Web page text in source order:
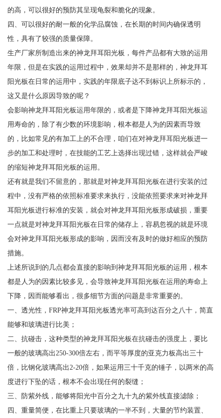
的高，可以很好的预防其呈现龟裂和脆化的现象。
四、可以很好的耐一般的化学品腐蚀，在长期的时间内确保透明
性，具有了较强的质量保障。
生产厂家所制造出来的神龙拜耳阳光板，每件产品都有大致的运用
年限，但是在实践的运用过程中，效果却并不是那样的，神龙拜耳
阳光板在日常的运用中，实践的年限底子达不到标识上所标示的，
这又是什么原因导致的呢？
会影响神龙拜耳阳光板运用年限的，或者是下降神龙拜耳阳光板运
用寿命的，除了有少数的环境影响，根本都是人为的因素而导致
的，比如常见的有加工上的不合理，咱们在对神龙拜耳阳光板进一
步的加工和处理时，在技能的工艺上选择出现过错，这样就会严峻
的缩短神龙拜耳阳光板的运用。
还有就是我们不留意的，那就是对神龙拜耳阳光板在进行安装的过
程中，没有严格的依照标准要求来执行，没能依照要求来对神龙拜
耳阳光板进行标准的安装，就会对神龙拜耳阳光板形成破损，重要
一点就是对神龙拜耳阳光板在日常的储存上，容易忽视的就是环境
会对神龙拜耳阳光板形成的影响，因而没有及时的做好相应的预防
措施。
上述所说到的几点都会直接的影响到神龙拜耳阳光板的运用，根本
都是人为的因素比较多见，会导致神龙拜耳阳光板在运用的寿命上
下降，因而能够看出，很多细节方面的问题是非常重要的。
一、透光性，FRP神龙拜耳阳光板透光率可高到达百分之八十，简直
能够和玻璃进行比美；
二、抗碰击，这种类型的神龙拜耳阳光板在抗碰击的强度上，要比
一般的玻璃高出250-300倍左右，而平等厚度的亚克力板高出三十
倍，比钢化玻璃高出2-20倍，如果运用三十千克的锤子，以两米的高
度进行下坠的话，根本不会出现任何的裂缝；
三、防紫外线，能够将阳光中百分之九十九的紫外线直接滤除；
四、重量简便，在比重上只要玻璃的一半不到，大量的节约装置、